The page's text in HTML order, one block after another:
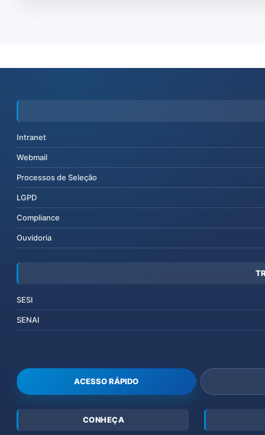
Intranet
Webmail
Processos de Seleção
LGPD
Compliance
Ouvidoria
SESI
SENAI
ACESSO RÁPIDO
CONHEÇA